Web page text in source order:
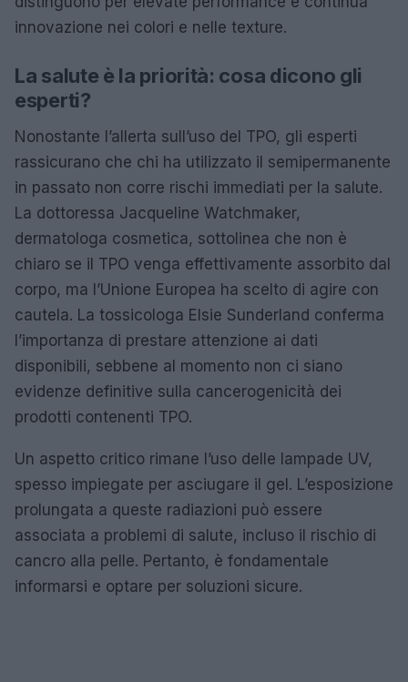
innovazione nei colori e nelle texture.
La salute è la priorità: cosa dicono gli
esperti?
Nonostante l’allerta sull’uso del TPO, gli esperti
rassicurano che chi ha utilizzato il semipermanente
in passato non corre rischi immediati per la salute.
La dottoressa Jacqueline Watchmaker,
dermatologa cosmetica, sottolinea che non è
chiaro se il TPO venga effettivamente assorbito dal
corpo, ma l’Unione Europea ha scelto di agire con
cautela. La tossicologa Elsie Sunderland conferma
l’importanza di prestare attenzione ai dati
disponibili, sebbene al momento non ci siano
evidenze definitive sulla cancerogenicità dei
prodotti contenenti TPO.
Un aspetto critico rimane l’uso delle lampade UV,
spesso impiegate per asciugare il gel. L’esposizione
prolungata a queste radiazioni può essere
associata a problemi di salute, incluso il rischio di
cancro alla pelle. Pertanto, è fondamentale
informarsi e optare per soluzioni sicure.